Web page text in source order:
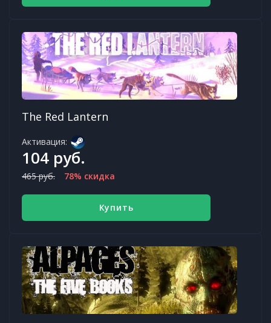
The Red Lantern
Активация:
104 руб.
465 руб. 78% скидка
Купить